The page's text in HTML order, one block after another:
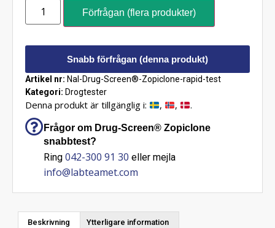
Förfrågan (flera produkter)
Snabb förfrågan (denna produkt)
Artikel nr: Nal-Drug-Screen®-Zopiclone-rapid-test
Kategori: Drogtester
Denna produkt är tillgänglig i: , , .
Frågor om Drug-Screen® Zopiclone
snabbtest?
Ring 042-300 91 30 eller mejla
info@labteamet.com
Beskrivning Ytterligare information